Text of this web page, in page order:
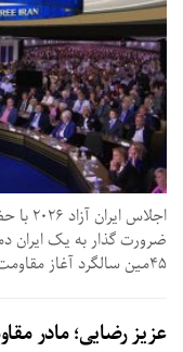
۴۵مین سالگرد آغاز مقاومت...
عزیز رضایی؛ مادر